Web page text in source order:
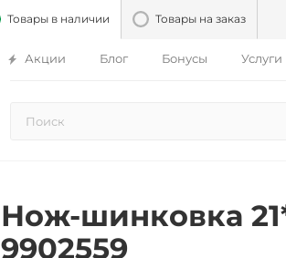
Товары в наличии Товары на заказ
Акции Блог Бонусы Услуги
Нож-шинковка
9902559